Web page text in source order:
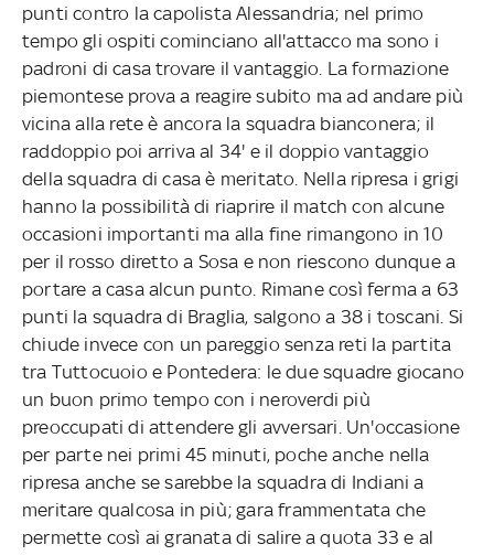
punti contro la capolista Alessandria; nel primo
tempo gli ospiti cominciano all'attacco ma sono i
padroni di casa trovare il vantaggio. La formazione
piemontese prova a reagire subito ma ad andare più
vicina alla rete è ancora la squadra bianconera; il
raddoppio poi arriva al 34' e il doppio vantaggio
della squadra di casa è meritato. Nella ripresa i grigi
hanno la possibilità di riaprire il match con alcune
occasioni importanti ma alla fine rimangono in 10
per il rosso diretto a Sosa e non riescono dunque a
portare a casa alcun punto. Rimane così ferma a 63
punti la squadra di Braglia, salgono a 38 i toscani. Si
chiude invece con un pareggio senza reti la partita
tra Tuttocuoio e Pontedera: le due squadre giocano
un buon primo tempo con i neroverdi più
preoccupati di attendere gli avversari. Un'occasione
per parte nei primi 45 minuti, poche anche nella
ripresa anche se sarebbe la squadra di Indiani a
meritare qualcosa in più; gara frammentata che
permette così ai granata di salire a quota 33 e al